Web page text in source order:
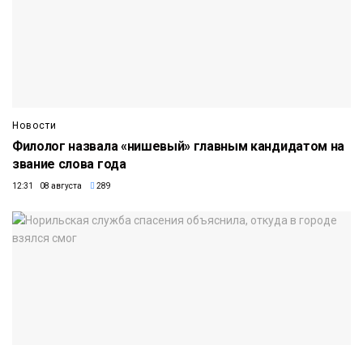
Новости
Филолог назвала «нишевый» главным кандидатом на
звание слова года
12:31 08 августа 289